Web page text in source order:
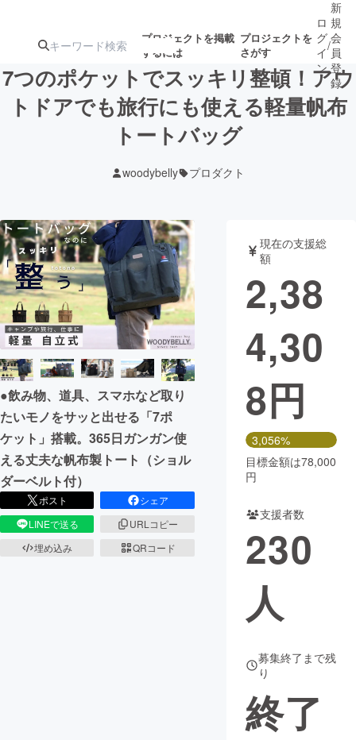
プロジェクトを掲載
するには
プロジェクトを
さがす
注目の新着プロ募集終了が近いプ
テクノロジー・ガジェット
映像・映画 書籍・雑誌
ビジネス・起業 チャレンジ
まちづくり・地域活性化
CAMPFIRE for Social Good
CAMPFIRE Creation
CAMPFIREふるさと納税machi-ya コミュニティ
ロ
グ
イ
ン
/
新
規
会
員
登
録
7つのポケットでスッキリ整頓！アウ
トドアでも旅行にも使える軽量帆布
トートバッグ
woodybelly プロダクト
●飲み物、道具、スマホなど取り
たいモノをサッと出せる「7ポ
ケット」搭載。365日ガンガン使
える丈夫な帆布製トート（ショル
ダーベルト付）
ポスト
シェア
LINEで送る
URLコピー
埋め込み
QRコード
現在の支援総
額
2,38
4,30
8円
3,056%
目標金額は78,000
円
支援者数
230
人
募集終了まで残
り
終了